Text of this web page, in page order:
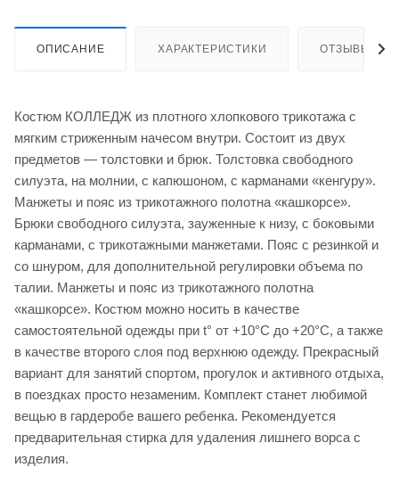
ОПИСАНИЕ ХАРАКТЕРИСТИКИ ОТЗЫВЫ
Костюм КОЛЛЕДЖ из плотного хлопкового трикотажа с
мягким стриженным начесом внутри. Состоит из двух
предметов — толстовки и брюк. Толстовка свободного
силуэта, на молнии, с капюшоном, с карманами «кенгуру».
Манжеты и пояс из трикотажного полотна «кашкорсе».
Брюки свободного силуэта, зауженные к низу, с боковыми
карманами, с трикотажными манжетами. Пояс с резинкой и
со шнуром, для дополнительной регулировки объема по
талии. Манжеты и пояс из трикотажного полотна
«кашкорсе». Костюм можно носить в качестве
самостоятельной одежды при t° от +10°С до +20°С, а также
в качестве второго слоя под верхнюю одежду. Прекрасный
вариант для занятий спортом, прогулок и активного отдыха,
в поездках просто незаменим. Комплект станет любимой
вещью в гардеробе вашего ребенка. Рекомендуется
предварительная стирка для удаления лишнего ворса с
изделия.